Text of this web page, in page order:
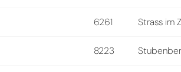
6261 Strass im
8223